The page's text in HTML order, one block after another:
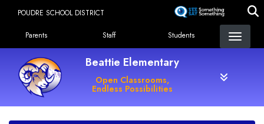
content
POUDRE SCHOOL DISTRICT
Landing Page Menu
Parents Staff Students
Beattie Elementary
Open Classrooms,
Endless Possibilities